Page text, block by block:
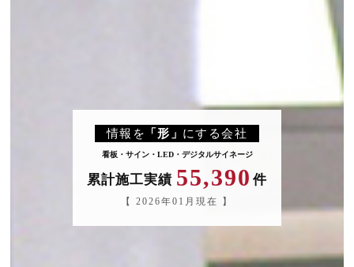
情報 を 「形 」 にする会社
看板・サイン・LED・デジタルサイネージ
累計施工実績 55,390 件
【 2026年01月現在 】